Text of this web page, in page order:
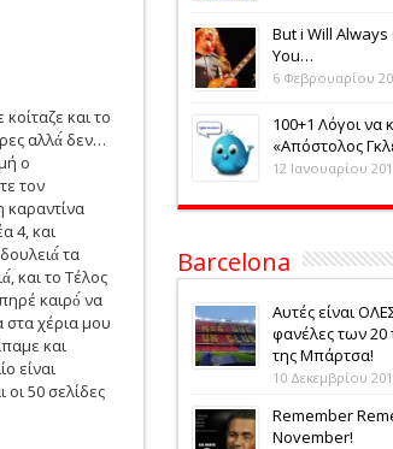
και το
αλλά́ δεν…
ο
τον
καραντίνα
4, και
τα
και το Τέλος
καιρό́ να
στα χέρια μου
και
είναι
50 σελίδες
Βut i Will Always
You…
6 Φεβρουαρίου
100+1 Λόγοι να
«Aπόστολος
12 Ιανουαρίου
Barcelona
Αυτές είναι
φανέλες των
της Μπάρτσα!
10 Δεκεμβρίου
Remember
November!